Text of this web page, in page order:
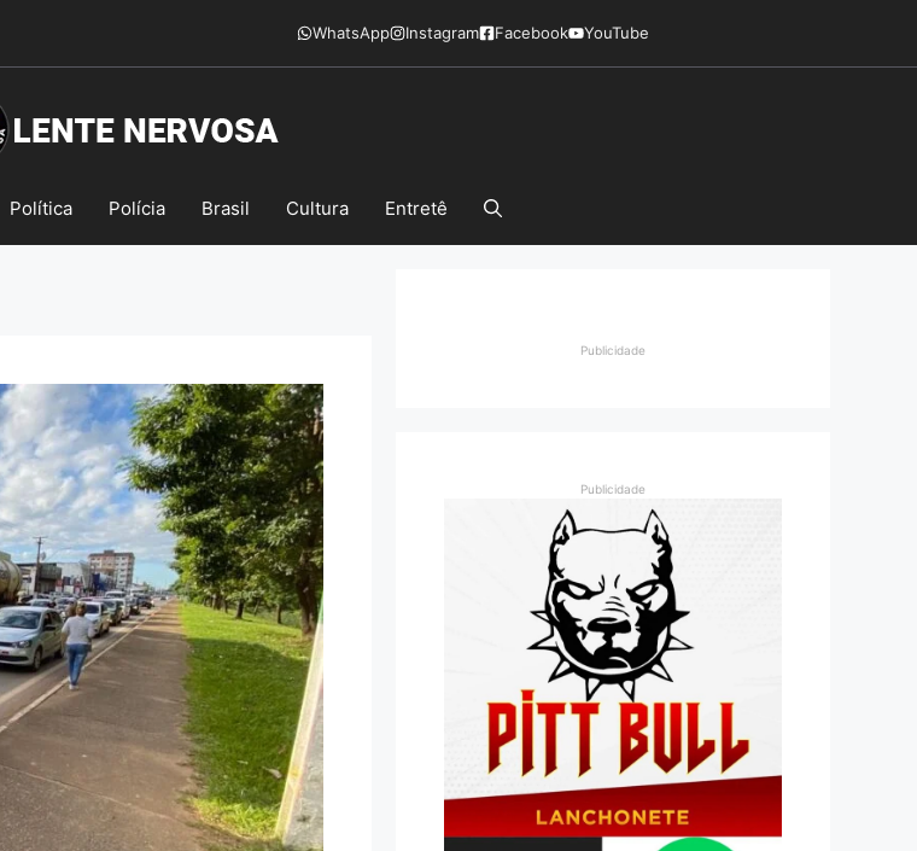
WhatsApp Instagram Facebook YouTube
Política Polícia Brasil Cultura Entretê
Publicidade
Publicidade